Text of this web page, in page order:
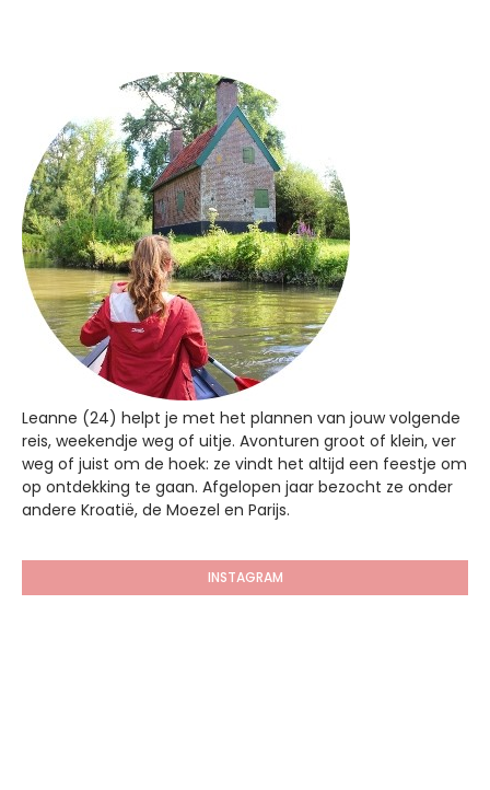
Leanne (24) helpt je met het plannen van jouw volgende
reis, weekendje weg of uitje. Avonturen groot of klein, ver
weg of juist om de hoek: ze vindt het altijd een feestje om
op ontdekking te gaan. Afgelopen jaar bezocht ze onder
andere Kroatië, de Moezel en Parijs.
INSTAGRAM